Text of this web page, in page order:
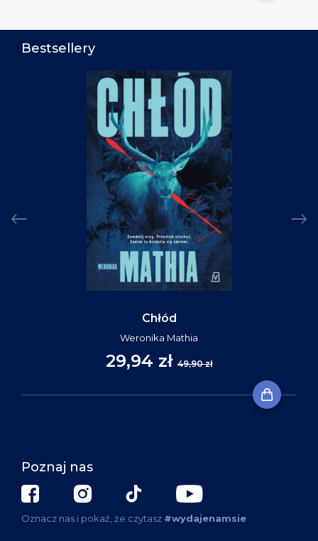
Bestsellery
Chłód
Weronika Mathia
29,94 zł 49,90 zł
Poznaj nas
Oznacz nas i pokaż, że czytasz #wydajenamsie